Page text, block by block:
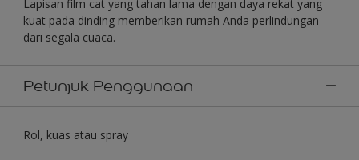
Lapisan film cat yang tahan lama dengan daya rekat yang
kuat pada dinding memberikan rumah Anda perlindungan
dari segala cuaca.
Petunjuk Penggunaan
Rol, kuas atau spray